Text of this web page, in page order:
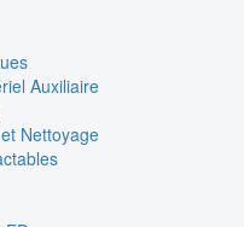
Auxiliaire
Nettoyage